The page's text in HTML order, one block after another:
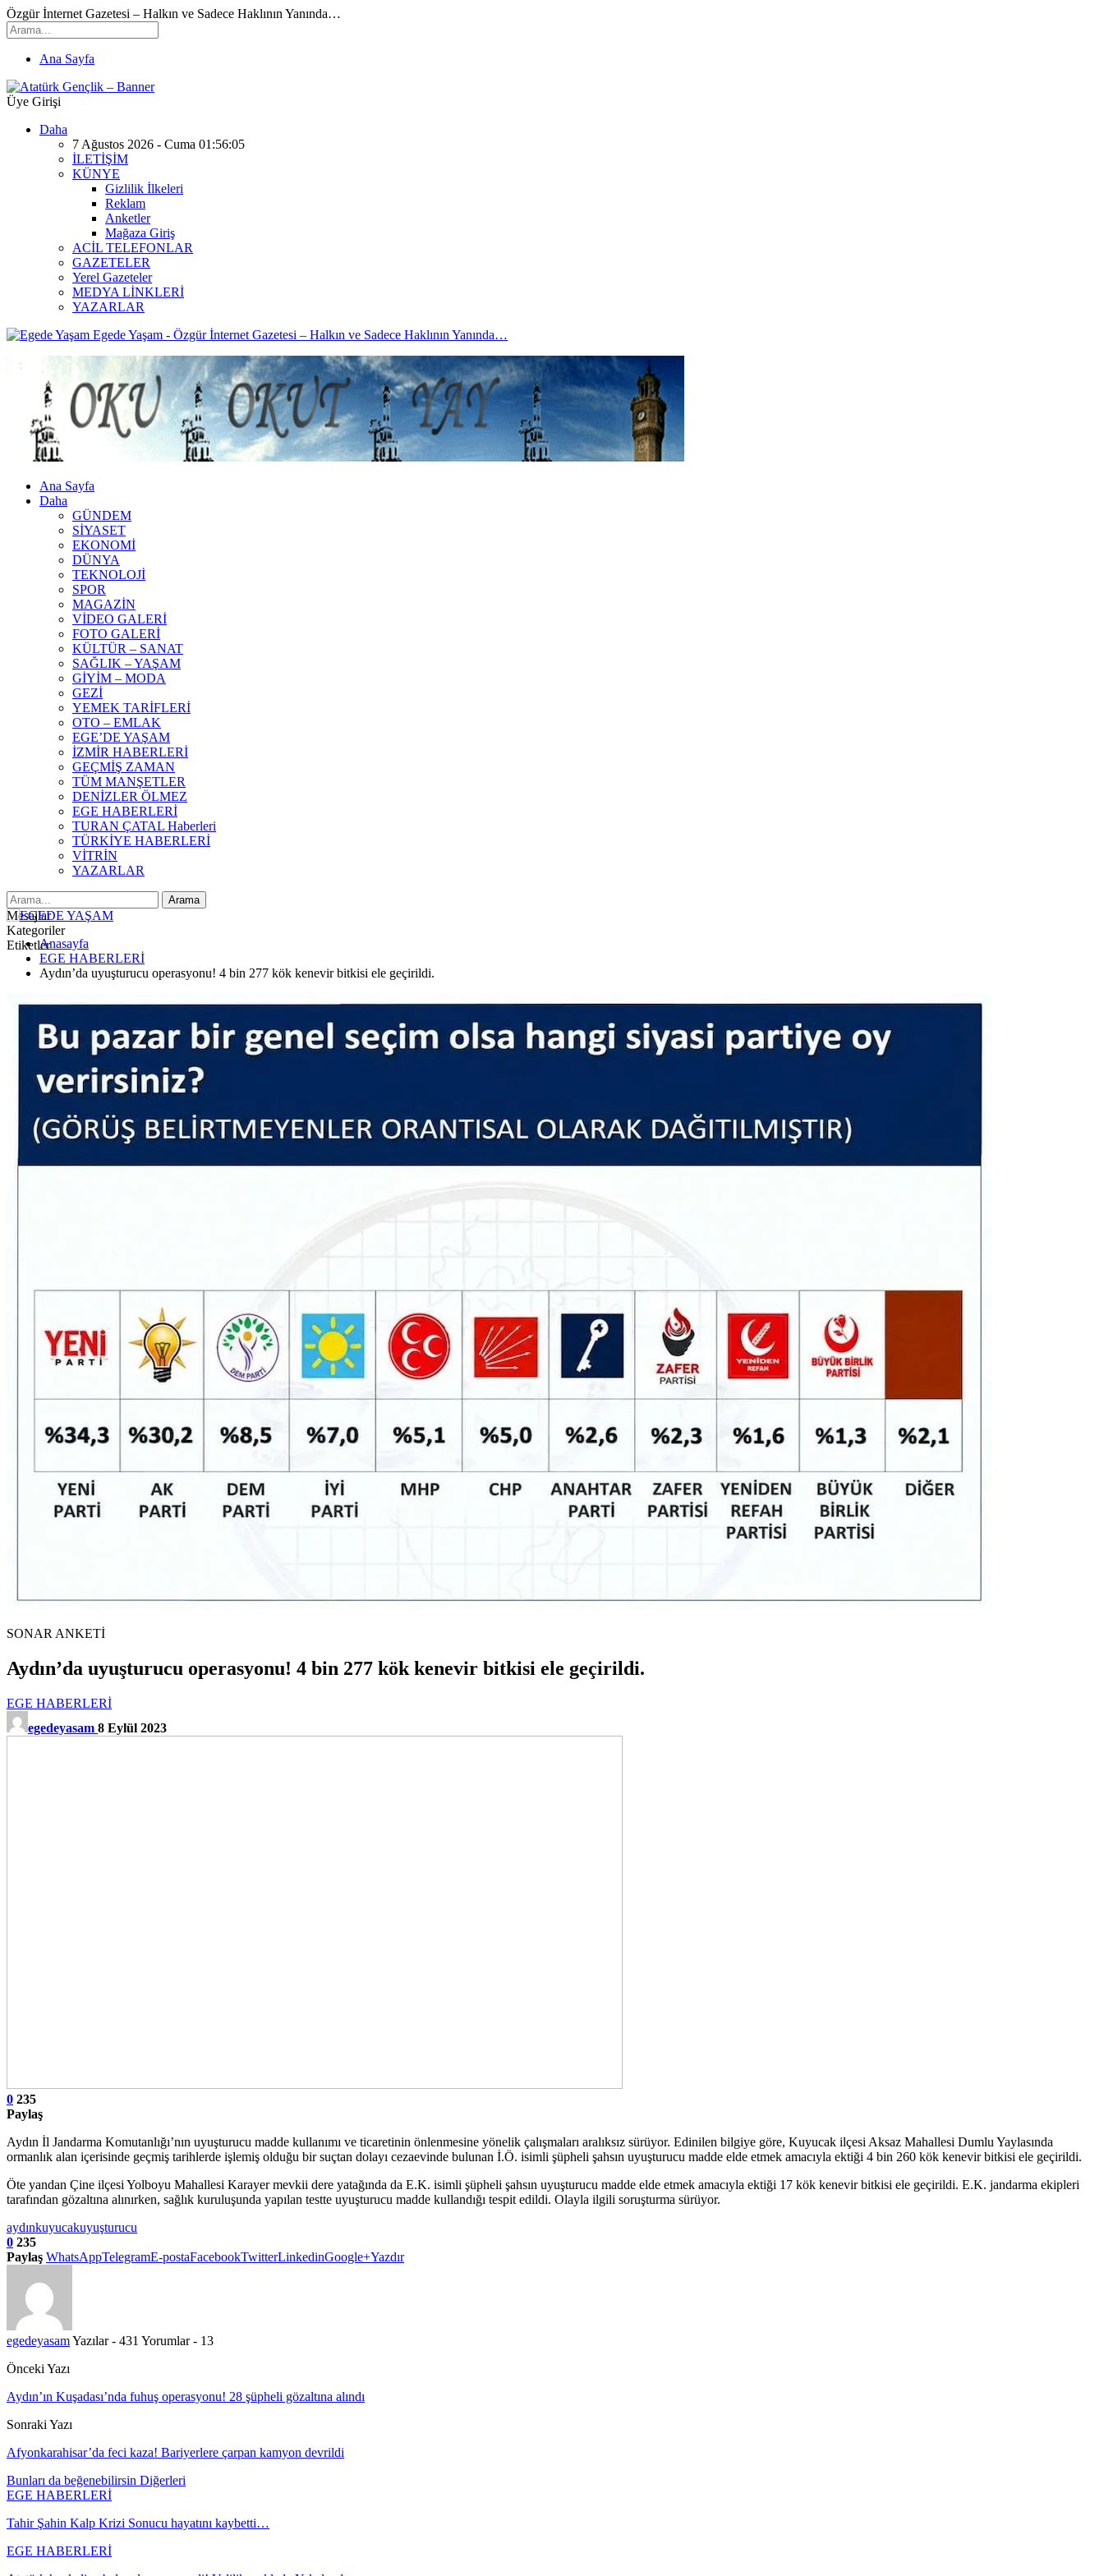
Özgür İnternet Gazetesi – Halkın ve Sadece Haklının Yanında…
Ana Sayfa
Üye Girişi
Daha
7 Ağustos 2026 - Cuma 01:56:05
İLETİŞİM
KÜNYE
Gizlilik İlkeleri
Reklam
Anketler
Mağaza Giriş
ACİL TELEFONLAR
GAZETELER
Yerel Gazeteler
MEDYA LİNKLERİ
YAZARLAR
Egede Yaşam - Özgür İnternet Gazetesi – Halkın ve Sadece Haklının Yanında…
Ana Sayfa
Daha
GÜNDEM
SİYASET
EKONOMİ
DÜNYA
TEKNOLOJİ
SPOR
MAGAZİN
VİDEO GALERİ
FOTO GALERİ
KÜLTÜR – SANAT
SAĞLIK – YAŞAM
GİYİM – MODA
GEZİ
YEMEK TARİFLERİ
OTO – EMLAK
EGE’DE YAŞAM
İZMİR HABERLERİ
GEÇMİŞ ZAMAN
TÜM MANŞETLER
DENİZLER ÖLMEZ
EGE HABERLERİ
TURAN ÇATAL Haberleri
TÜRKİYE HABERLERİ
VİTRİN
YAZARLAR
Mesajlar
Kategoriler
EtiketlerAnasayfa
EGE HABERLERİ
Aydın’da uyuşturucu operasyonu! 4 bin 277 kök kenevir bitkisi ele geçirildi.
SONAR ANKETİ
Aydın’da uyuşturucu operasyonu! 4 bin 277 kök kenevir bitkisi ele geçirildi.
EGE HABERLERİ
egedeyasam 8 Eylül 2023
0 235
Paylaş
Aydın İl Jandarma Komutanlığı’nın uyuşturucu madde kullanımı ve ticaretinin önlenmesine yönelik çalışmaları aralıksız sürüyor. Edinilen bilgiye göre, Kuyucak ilçesi Aksaz Mahallesi Dumlu Yaylasında
ormanlık alan içerisinde geçmiş tarihlerde işlemiş olduğu bir suçtan dolayı cezaevinde bulunan İ.Ö. isimli şüpheli şahsın uyuşturucu madde elde etmek amacıyla ektiği 4 bin 260 kök kenevir bitkisi ele geçirildi.
Öte yandan Çine ilçesi Yolboyu Mahallesi Karayer mevkii dere yatağında da E.K. isimli şüpheli şahsın uyuşturucu madde elde etmek amacıyla ektiği 17 kök kenevir bitkisi ele geçirildi. E.K. jandarma ekipleri
tarafından gözaltına alınırken, sağlık kuruluşunda yapılan testte uyuşturucu madde kullandığı tespit edildi. Olayla ilgili soruşturma sürüyor.
aydınkuyucakuyuşturucu
0 235
Paylaş WhatsAppTelegramE-postaFacebookTwitterLinkedinGoogle+Yazdır
egedeyasamYazılar - 431 Yorumlar - 13
Önceki Yazı
Aydın’ın Kuşadası’nda fuhuş operasyonu! 28 şüpheli gözaltına alındı
Sonraki Yazı
Afyonkarahisar’da feci kaza! Bariyerlere çarpan kamyon devrildi
Bunları da beğenebilirsin Diğerleri
EGE HABERLERİ
Tahir Şahin Kalp Krizi Sonucu hayatını kaybetti…
EGE HABERLERİ